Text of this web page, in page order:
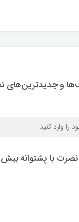
و جدیدترین‌های
با پشتوانه بیش از 30 سال